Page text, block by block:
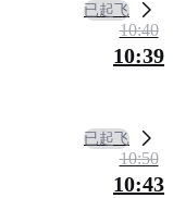
已起飞
10:40
10:39
已起飞
10:50
10:43